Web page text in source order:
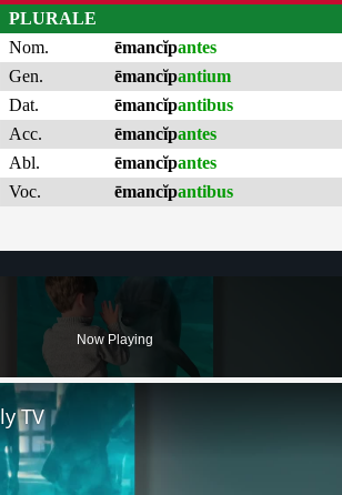
PLURALE
Nom.
ēmancĭpantes
Gen.
ēmancĭpantium
Dat.
ēmancĭpantibus
Acc.
ēmancĭpantes
Abl.
ēmancĭpantes
Voc.
ēmancĭpantibus
Now Playing
TV